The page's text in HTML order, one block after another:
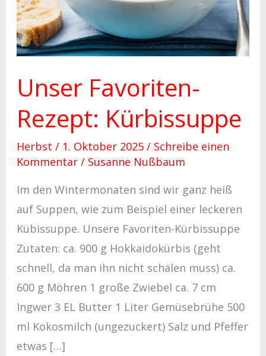
Unser Favoriten-
Rezept: Kürbissuppe
Herbst / 1. Oktober 2025 / Schreibe einen
Kommentar / Susanne Nußbaum
Im den Wintermonaten sind wir ganz heiß
auf Suppen, wie zum Beispiel einer leckeren
Kübissuppe. Unsere Favoriten-Kürbissuppe
Zutaten: ca. 900 g Hokkaidokürbis (geht
schnell, da man ihn nicht schälen muss) ca.
600 g Möhren 1 große Zwiebel ca. 7 cm
Ingwer 3 EL Butter 1 Liter Gemüsebrühe 500
ml Kokosmilch (ungezuckert) Salz und Pfeffer
etwas […]